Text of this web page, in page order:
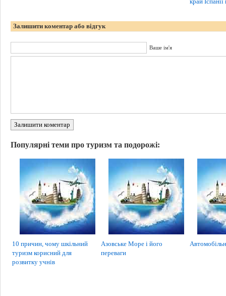
Залишити коментар або відгук
Ваше ім'я
Залишити коментар
Популярні теми про туризм та подорожі:
10 причин, чому шкільний
туризм корисний для
розвитку учнів
Азовське Море і його
переваги